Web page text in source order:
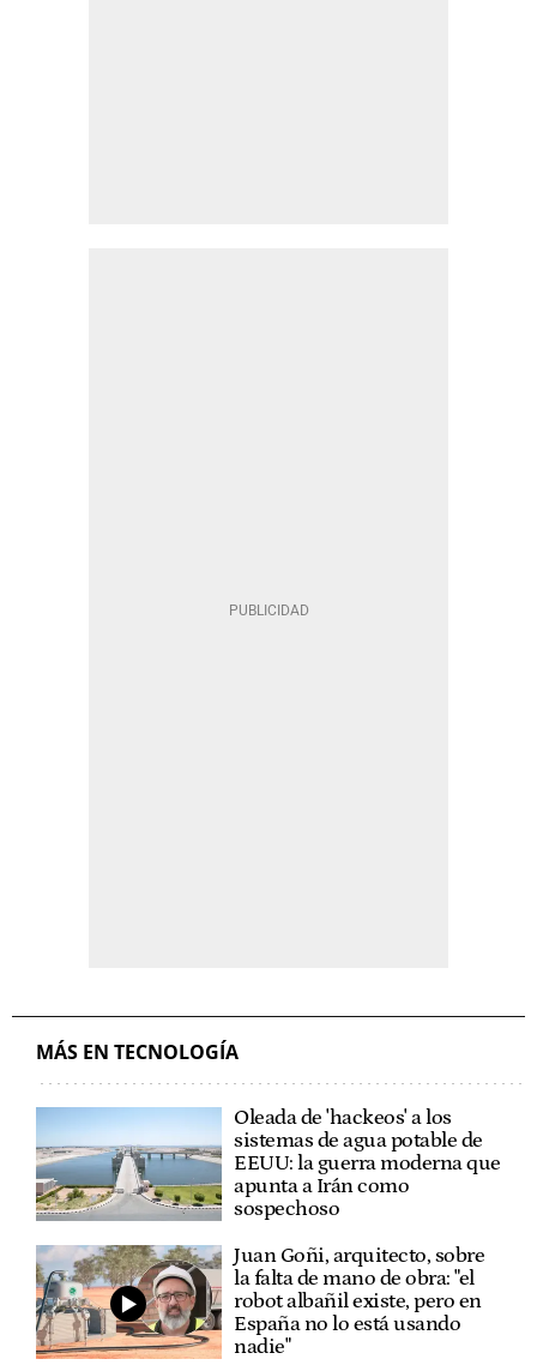
MÁS EN TECNOLOGÍA
Oleada de 'hackeos' a los
sistemas de agua potable de
EEUU: la guerra moderna que
apunta a Irán como
sospechoso
Juan Goñi, arquitecto, sobre
la falta de mano de obra: "el
robot albañil existe, pero en
España no lo está usando
nadie"